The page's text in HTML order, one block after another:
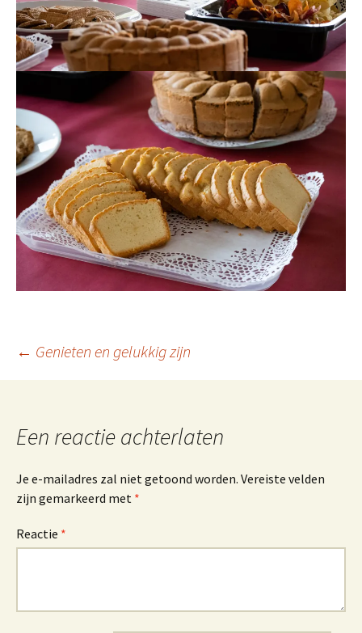
Berichtnavigatie
← Genieten en gelukkig zijn
Een reactie achterlaten
Je e-mailadres zal niet getoond worden. Vereiste velden
zijn gemarkeerd met *
Reactie *